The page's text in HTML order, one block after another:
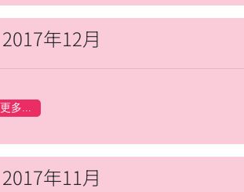
2017年12月
更多...
2017年11月